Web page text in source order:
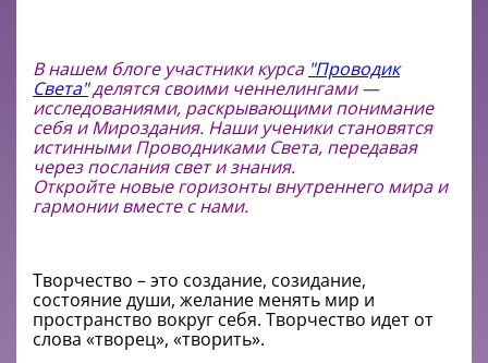
В нашем блоге участники курса "Проводик
Света"делятся своими ченнелингами —
исследованиями, раскрывающими понимание
себя и Мироздания. Наши ученики становятся
истинными Проводниками Света, передавая
через послания свет и знания.
Откройте новые горизонты внутреннего мира и
гармонии вместе с нами.
Творчество – это создание, созидание,
состояние души, желание менять мир и
пространство вокруг себя. Творчество идет от
слова «творец», «творить».